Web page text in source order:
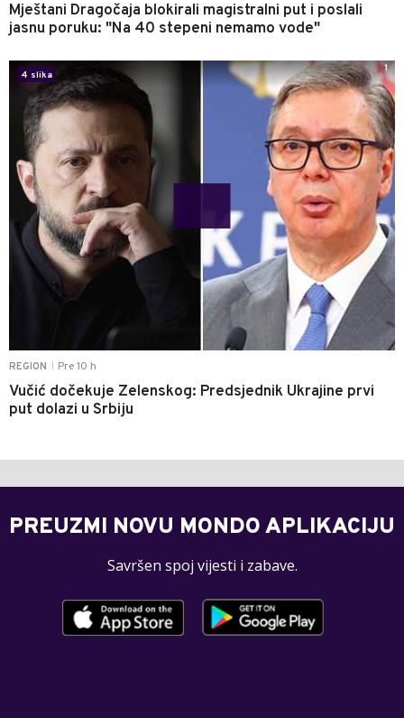
Mještani Dragočaja blokirali magistralni put i poslali
jasnu poruku: "Na 40 stepeni nemamo vode"
REGION Pre 10 h
Vučić dočekuje Zelenskog: Predsjednik Ukrajine prvi
put dolazi u Srbiju
4 slika
1
PREUZMI NOVU MONDO APLIKACIJU
Savršen spoj vijesti i zabave.